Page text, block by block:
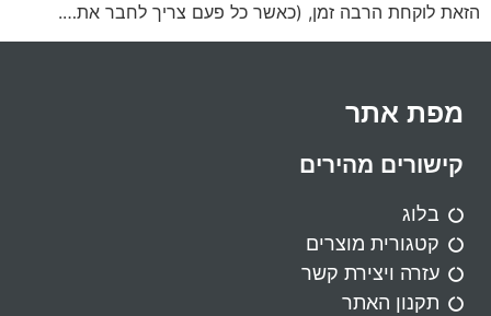
הזאת לוקחת הרבה זמן, (כאשר כל פעם צריך לחבר את….
מפת אתר
קישורים מהירים
בלוג
קטגורית מוצרים
עזרה ויצירת קשר
תקנון האתר